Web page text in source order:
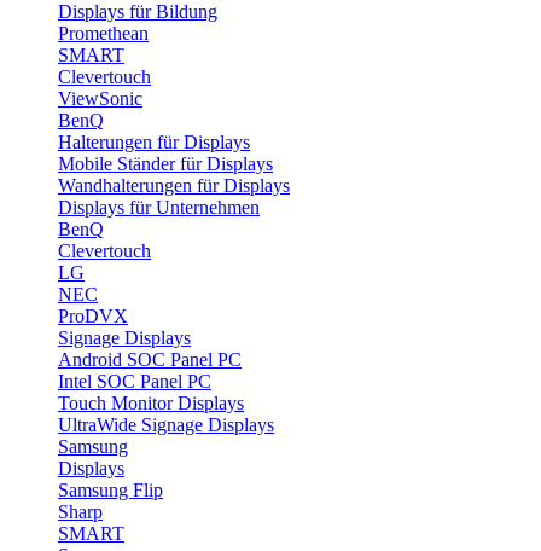
Displays für Bildung
Promethean
SMART
Clevertouch
ViewSonic
BenQ
Halterungen für Displays
Mobile Ständer für Displays
Wandhalterungen für Displays
Displays für Unternehmen
BenQ
Clevertouch
LG
NEC
ProDVX
Signage Displays
Android SOC Panel PC
Intel SOC Panel PC
Touch Monitor Displays
UltraWide Signage Displays
Samsung
Displays
Samsung Flip
Sharp
SMART